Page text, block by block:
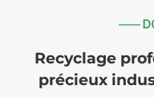
Recyclage
précieux